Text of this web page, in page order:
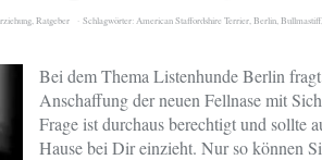
Ratgeber Schlagwörter: American Staffordshire Terrier Berlin Bullmastiff,
Bei dem Thema Listenhunde Berlin
Anschaffung der neuen Fellnase mit
Frage ist durchaus berechtigt und sollte
Hause bei Dir einzieht. Nur so können